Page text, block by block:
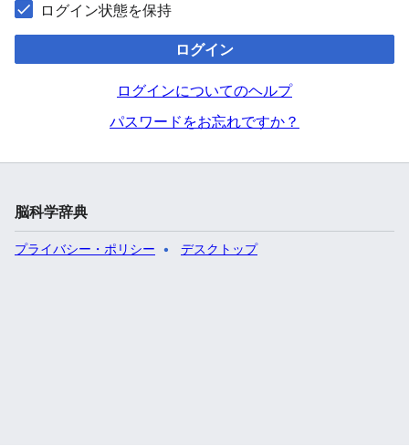
ログイン状態を保持
ログイン
ログインについてのヘルプ
パスワードをお忘れですか？
脳科学辞典
プライバシー・ポリシー デスクトップ